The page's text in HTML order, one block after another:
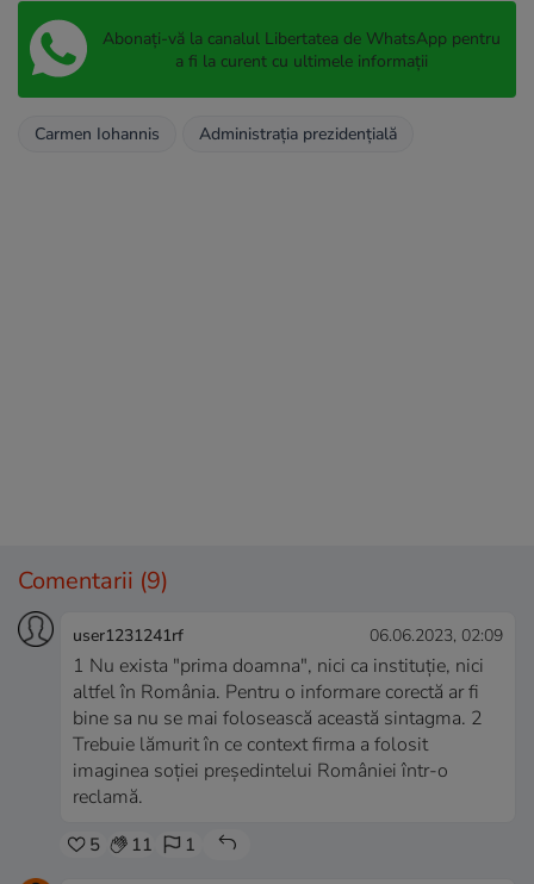
Abonați-vă la canalul Libertatea de WhatsApp pentru
a fi la curent cu ultimele informații
Carmen Iohannis Administraţia prezidenţială
Comentarii (9)
user1231241rf 06.06.2023, 02:09
1 Nu exista "prima doamna", nici ca instituție, nici
altfel în România. Pentru o informare corectă ar fi
bine sa nu se mai folosească această sintagma. 2
Trebuie lămurit în ce context firma a folosit
imaginea soției președintelui României într-o
reclamă.
5 11 1